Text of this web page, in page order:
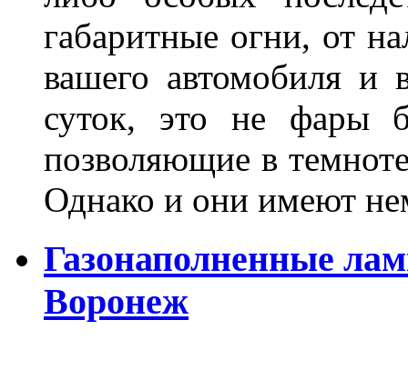
габаритные огни, от
вашего автомобиля и
суток, это не фары
позволяющие в
Однако и они имеют
Газонаполненные
Воронеж